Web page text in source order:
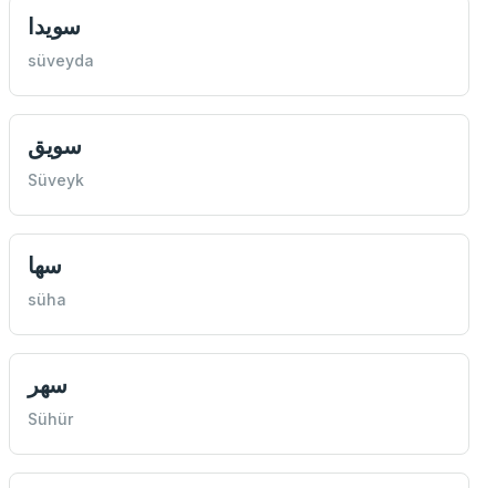
سويدا
süveyda
سويق
Süveyk
سها
süha
سهر
Sühür